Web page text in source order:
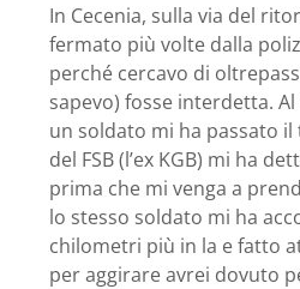
In Cecenia, sulla via del
fermato più volte dalla
perché cercavo di
sapevo) fosse interdetta.
un soldato mi ha passato
del FSB (l’ex KGB) mi ha
prima che mi venga a
lo stesso soldato mi ha
chilometri più in la e fatto
per aggirare avrei dovuto